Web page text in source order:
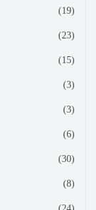
(19)
(23)
(15)
(3)
(3)
(6)
(30)
(8)